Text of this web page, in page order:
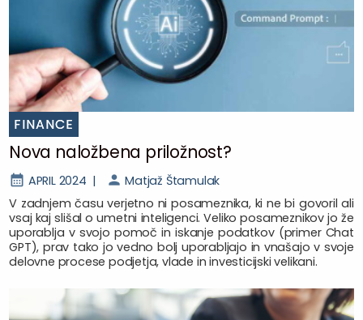
FINANCE
Nova naložbena priložnost?
APRIL 2024 |
Matjaž Štamulak
V zadnjem času verjetno ni posameznika, ki ne bi govoril ali
vsaj kaj slišal o umetni inteligenci. Veliko posameznikov jo že
uporablja v svojo pomoč in iskanje podatkov (primer Chat
GPT), prav tako jo vedno bolj uporabljajo in vnašajo v svoje
delovne procese podjetja, vlade in investicijski velikani.